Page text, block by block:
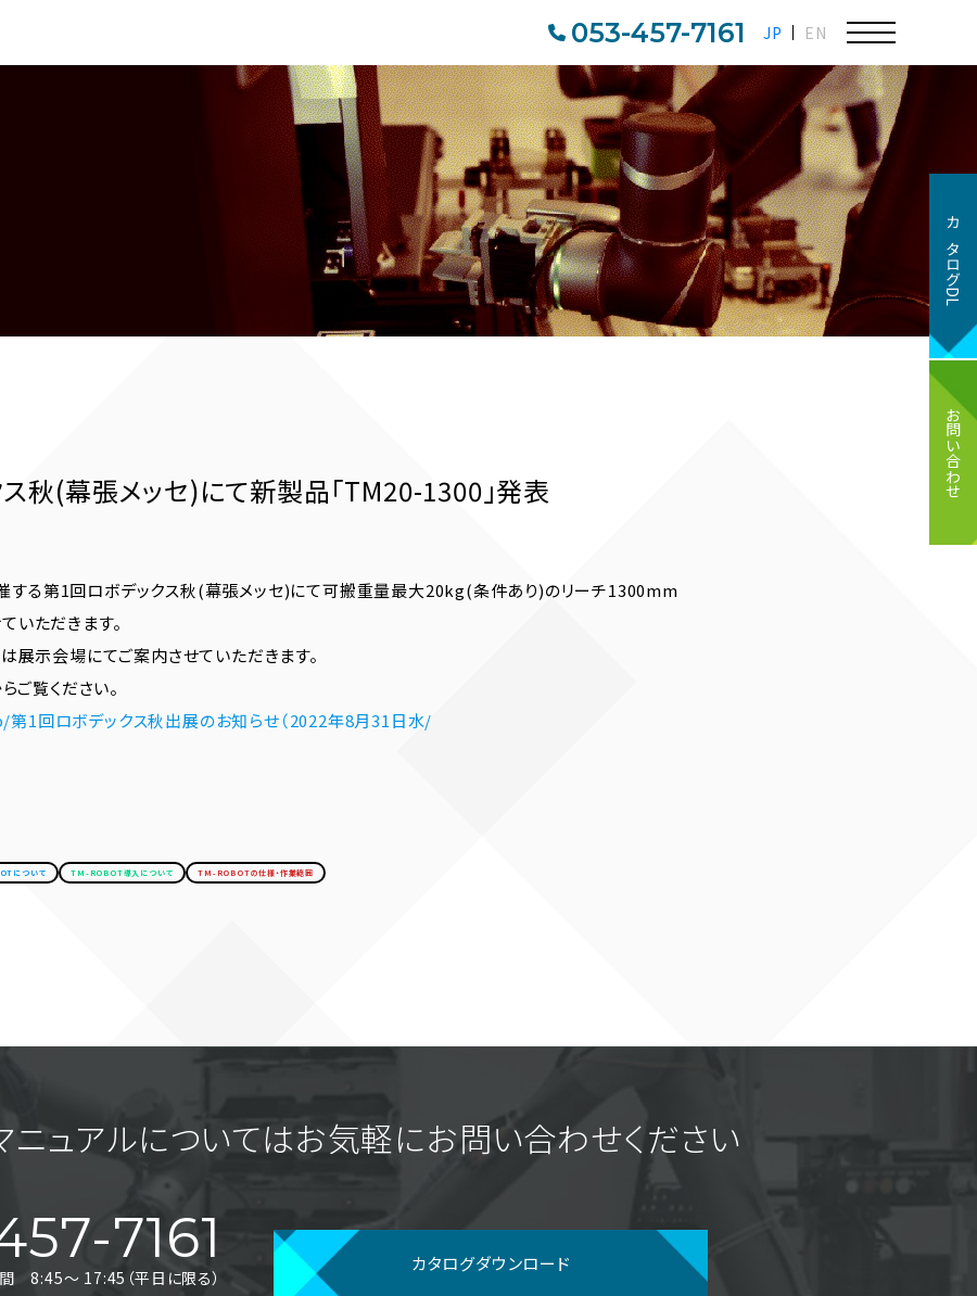
053-457-7161 JP EN
カタログDL
お問い合わせ
秋(幕張メッセ)にて新製品「TM20-1300」発表
する第1回ロボデックス秋(幕張メッセ)にて可搬重量最大20kg(条件あり)のリーチ1300mm
いただきます。
示会場にてご案内させていただきます。
覧ください。
ロボデックス秋出展のお知らせ（2022年8月31日水/
について TM-ROBOT導入について TM-ROBOTの仕様・作業範囲
ニュアルについてはお気軽にお問い合わせください
7161
8:45〜 17:45（平日に限る）
カタログダウンロード